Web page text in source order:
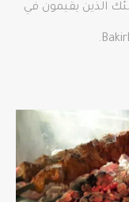
الذين يقيمون في